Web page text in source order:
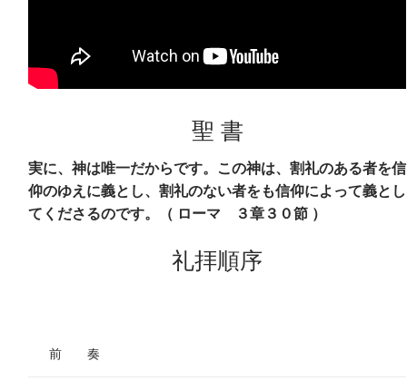
聖 書
実に、神は唯一だからです。この神は、割礼のある者を信
仰のゆえに義とし、割礼のない者をも信仰によって義とし
てくださるのです。（ ローマ ３章３０節 ）
礼拝順序
前 奏